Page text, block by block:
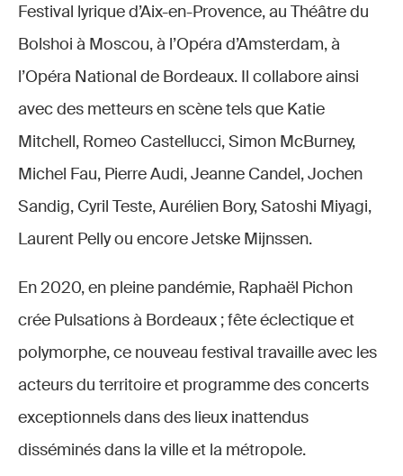
Festival lyrique d’Aix-en-Provence, au Théâtre du
Bolshoi à Moscou, à l’Opéra d’Amsterdam, à
l’Opéra National de Bordeaux. Il collabore ainsi
avec des metteurs en scène tels que Katie
Mitchell, Romeo Castellucci, Simon McBurney,
Michel Fau, Pierre Audi, Jeanne Candel, Jochen
Sandig, Cyril Teste, Aurélien Bory, Satoshi Miyagi,
Laurent Pelly ou encore Jetske Mijnssen.
En 2020, en pleine pandémie, Raphaël Pichon
crée Pulsations à Bordeaux ; fête éclectique et
polymorphe, ce nouveau festival travaille avec les
acteurs du territoire et programme des concerts
exceptionnels dans des lieux inattendus
disséminés dans la ville et la métropole.